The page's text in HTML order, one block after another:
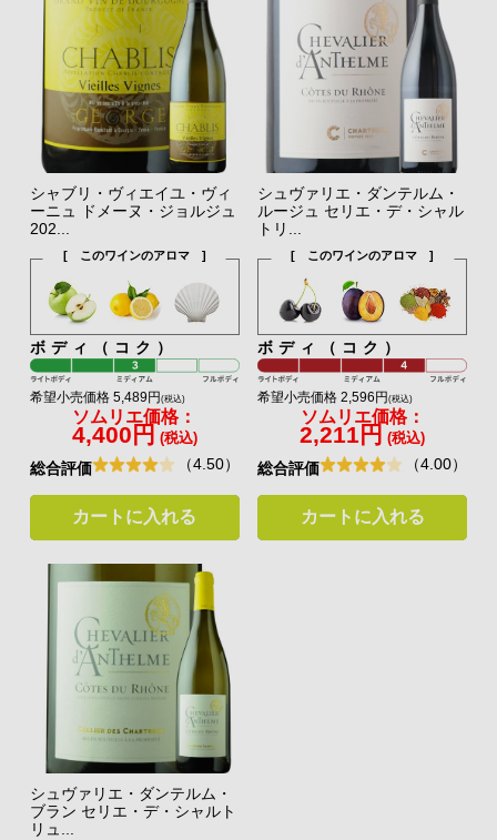
シャブリ・ヴィエイユ・ヴィ
ーニュ ドメーヌ・ジョルジュ
202...
[ このワインのアロマ ]
ボディ（コク）
希望小売価格 5,489円(税込)
ソムリエ価格：
4,400円 (税込)
総合評価 （4.50）
カートに入れる
シュヴァリエ・ダンテルム・
ルージュ セリエ・デ・シャル
トリ...
[ このワインのアロマ ]
ボディ（コク）
希望小売価格 2,596円(税込)
ソムリエ価格：
2,211円 (税込)
総合評価 （4.00）
カートに入れる
シュヴァリエ・ダンテルム・
ブラン セリエ・デ・シャルト
リュ...